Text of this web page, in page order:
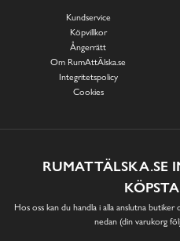
Kundservice
Köpvillkor
Ångerrätt
Om RumAttÄlska.se
Integritetspolicy
Cookies
RUMATTÄLSKA.SE
Hos oss kan du handla i alla anslutna
nedan (din varukorg